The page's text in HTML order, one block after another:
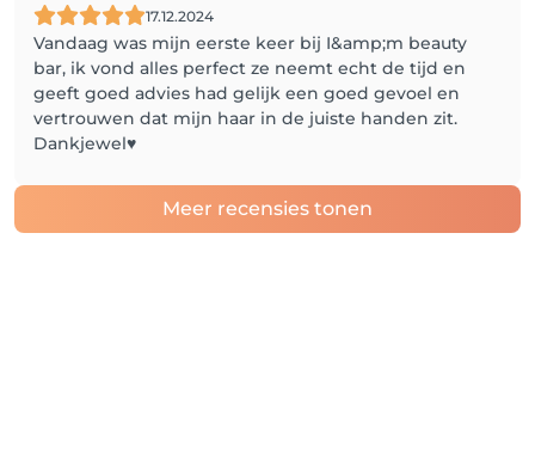
17.12.2024
Vandaag was mijn eerste keer bij I&amp;m beauty
bar, ik vond alles perfect ze neemt echt de tijd en
geeft goed advies had gelijk een goed gevoel en
vertrouwen dat mijn haar in de juiste handen zit.
Dankjewel♥️
Meer recensies tonen